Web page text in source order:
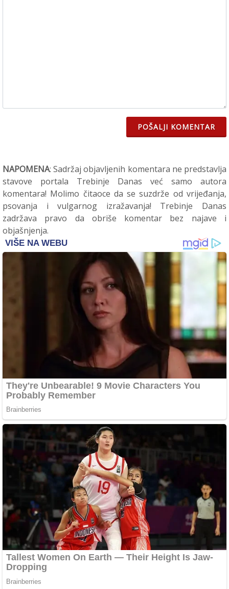
POŠALJI KOMENTAR
NAPOMENA: Sadržaj objavljenih komentara ne predstavlja
stavove portala Trebinje Danas već samo autora
komentara! Molimo čitaoce da se suzdrže od vrijeđanja,
psovanja i vulgarnog izražavanja! Trebinje Danas
zadržava pravo da obriše komentar bez najave i
objašnjenja.